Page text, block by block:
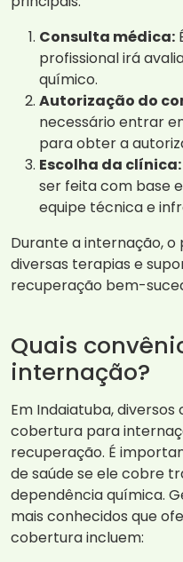
Consulta médica:
profissional irá
químico.
Autorização do
necessário entrar
para obter a
Escolha da clínica:
ser feita com base
equipe técnica e
Durante a internação,
diversas terapias e
recuperação bem-
Quais
internação?
Em Indaiatuba,
cobertura para
recuperação. É
de saúde se ele cobre
dependência química.
mais conhecidos que
cobertura incluem: